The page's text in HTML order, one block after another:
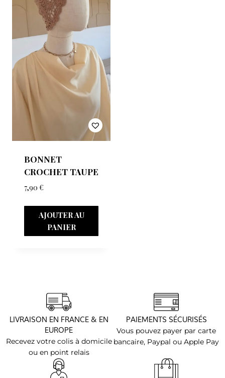
BONNET
CROCHET TAUPE
7,90 €
AJOUTER AU
PANIER
LIVRAISON EN FRANCE & EN
EUROPE
Recevez votre colis à domicile
ou en point relais
PAIEMENTS SÉCURISÉS
Vous pouvez payer par carte
bancaire, Paypal ou Apple Pay